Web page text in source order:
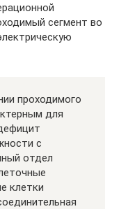
сегмент во
проходимого
для
с
отдел
клетки